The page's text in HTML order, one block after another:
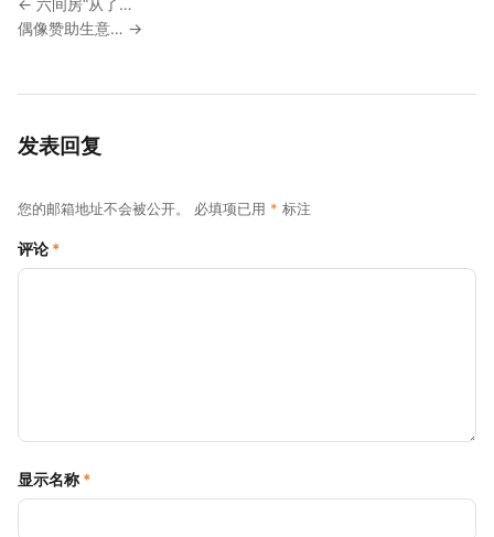
← 六间房“从了…
偶像赞助生意… →
发表回复
您的邮箱地址不会被公开。 必填项已用 * 标注
评论 *
显示名称 *